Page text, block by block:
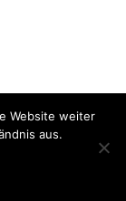
Website weiter
aus.